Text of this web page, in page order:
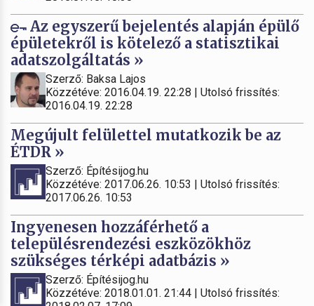
Az egyszerű bejelentés alapján épülő
épületekről is kötelező a statisztikai
adatszolgáltatás »
Szerző: Baksa Lajos
Közzétéve: 2016.04.19. 22:28 | Utolsó frissítés:
2016.04.19. 22:28
Megújult felülettel mutatkozik be az
ÉTDR »
Szerző: Építésijog.hu
Közzétéve: 2017.06.26. 10:53 | Utolsó frissítés:
2017.06.26. 10:53
Ingyenesen hozzáférhető a
településrendezési eszközökhöz
szükséges térképi adatbázis »
Szerző: Építésijog.hu
Közzétéve: 2018.01.01. 21:44 | Utolsó frissítés: